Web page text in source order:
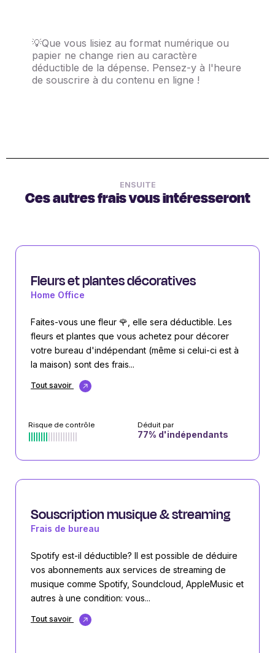
💡Que vous lisiez au format numérique ou
papier ne change rien au caractère
déductible de la dépense. Pensez-y à l'heure
de souscrire à du contenu en ligne !
ENSUITE
Ces autres frais vous intéresseront
Fleurs et plantes décoratives
Home Office
Faites-vous une fleur 🌹, elle sera déductible. Les
fleurs et plantes que vous achetez pour décorer
votre bureau d'indépendant (même si celui-ci est à
la maison) sont des frais...
Tout savoir
Risque de contrôle Déduit par
77% d'indépendants
Souscription musique & streaming
Frais de bureau
Spotify est-il déductible? Il est possible de déduire
vos abonnements aux services de streaming de
musique comme Spotify, Soundcloud, AppleMusic et
autres à une condition: vous...
Tout savoir